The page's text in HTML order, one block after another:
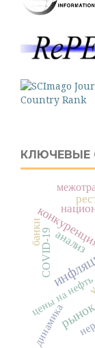
КЛЮЧЕВЫЕ
анализ
COVID-19
цены на нефть
банки
динамика